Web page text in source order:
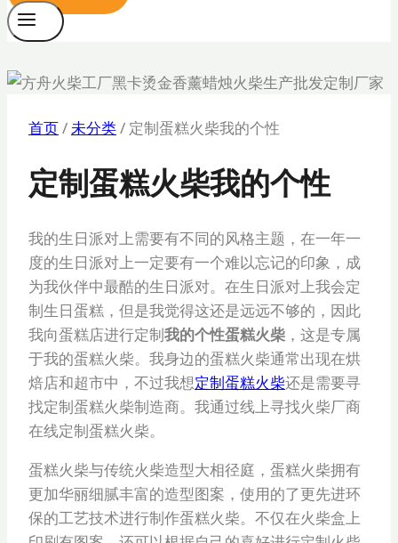
首页/未分类/ 定制蛋糕火柴我的个性
定制蛋糕火柴我的个性
我的生日派对上需要有不同的风格主题，在一年一
度的生日派对上一定要有一个难以忘记的印象，成
为我伙伴中最酷的生日派对。在生日派对上我会定
制生日蛋糕，但是我觉得这还是远远不够的，因此
我向蛋糕店进行定制我的个性蛋糕火柴 ，这是专属
于我的蛋糕火柴。我身边的蛋糕火柴通常出现在烘
焙店和超市中，不过我想定制蛋糕火柴还是需要寻
找定制蛋糕火柴制造商。我通过线上寻找火柴厂商
在线定制蛋糕火柴。
蛋糕火柴与传统火柴造型大相径庭，蛋糕火柴拥有
更加华丽细腻丰富的造型图案，使用的了更先进环
保的工艺技术进行制作蛋糕火柴。不仅在火柴盒上